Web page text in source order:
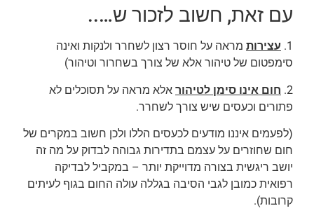
עם זאת, חשוב לזכור ש…..
1. עצירות מראה על חוסר רצון לשחרר ולנקות ואינה
סימפטום של טיהור אלא של צורך בשחרור וטיהור)
2. חום אינו סימן לטיהור אלא מראה על תסוכלים לא
פתורים וכעסים שיש צורך לשחרר.
(לפעמים איננו מודעים לכעסים הללו ולכן חשוב במקרים של
חום שחוזרים על עצמם בתדירות גבוהה לבדוק על מה זה
יושב ריגשית בצורה מדוייקת יותר – במקביל לבדיקה
רפואית כמובן לגבי הסיבה בגללה עולה החום בגוף לעיתים
קרובות).